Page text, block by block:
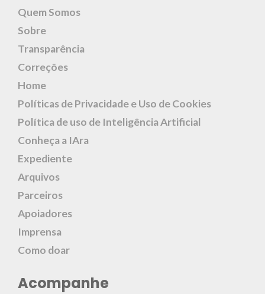
Quem Somos
Sobre
Transparência
Correções
Home
Políticas de Privacidade e Uso de Cookies
Política de uso de Inteligência Artificial
Conheça a IAra
Expediente
Arquivos
Parceiros
Apoiadores
Imprensa
Como doar
Acompanhe